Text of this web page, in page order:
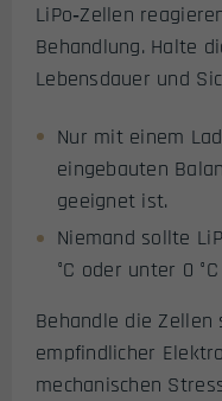
LiPo‑Zellen
Behandlung. Halte
Lebensdauer und
Nur mit einem
eingebauten
geeignet ist.
Niemand sollte
°C oder unter 0
Behandle die Zellen
empfindlicher
mechanischen